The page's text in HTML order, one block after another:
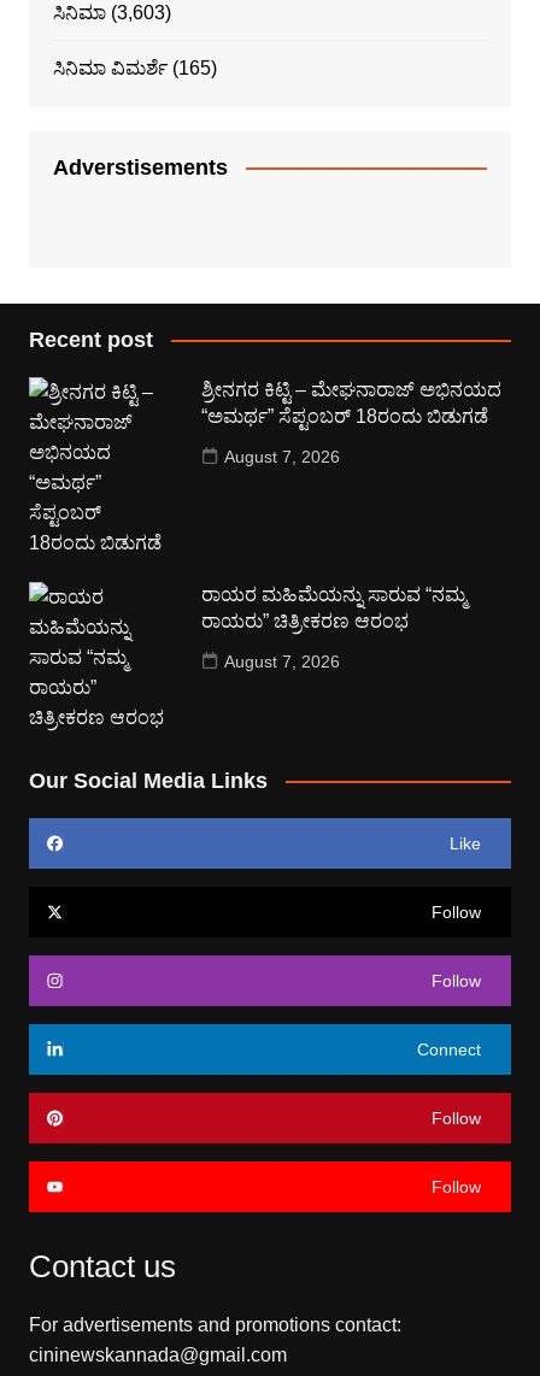
ಸಿನಿಮಾ(3,603)
ಸಿನಿಮಾ ವಿಮರ್ಶೆ(165)
Adverstisements
Recent post
ಶ್ರೀನಗರ ಕಿಟ್ಟಿ – ಮೇಘನಾರಾಜ್ ಅಭಿನಯದ
“ಅಮರ್ಥ” ಸೆಪ್ಟಂಬರ್ 18ರಂದು ಬಿಡುಗಡೆ
August 7, 2026
ರಾಯರ ಮಹಿಮೆಯನ್ನು ಸಾರುವ “ನಮ್ಮ
ರಾಯರು” ಚಿತ್ರೀಕರಣ ಆರಂಭ
August 7, 2026
Our Social Media Links
Like
Follow
Follow
Connect
Follow
Follow
Contact us
For advertisements and promotions contact:
cininewskannada@gmail.com